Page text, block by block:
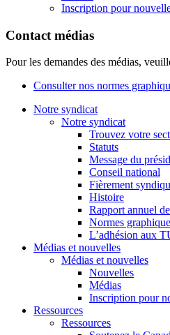
Inscription pour
Contact médias
Pour les demandes des médias,
Consulter nos normes
Notre syndicat
Notre syndicat
Trouvez votre
Statuts
Message du
Conseil national
Fièrement
Histoire
Rapport annuel
Normes
L’adhésion aux
Médias et nouvelles
Médias et nouvelles
Nouvelles
Médias
Inscription pour
Ressources
Ressources